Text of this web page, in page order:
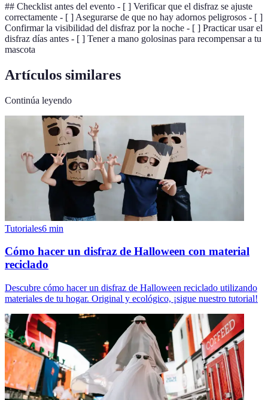
## Checklist antes del evento - [ ] Verificar que el disfraz se ajuste
correctamente - [ ] Asegurarse de que no hay adornos peligrosos - [ ]
Confirmar la visibilidad del disfraz por la noche - [ ] Practicar usar el
disfraz días antes - [ ] Tener a mano golosinas para recompensar a tu
mascota
Artículos similares
Continúa leyendo
Tutoriales6 min
Cómo hacer un disfraz de Halloween con material
reciclado
Descubre cómo hacer un disfraz de Halloween reciclado utilizando
materiales de tu hogar. Original y ecológico, ¡sigue nuestro tutorial!